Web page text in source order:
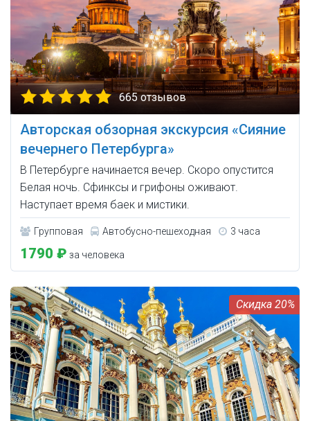
665 отзывов
Авторская обзорная экскурсия «Сияние
вечернего Петербурга»
В Петербурге начинается вечер. Скоро опустится
Белая ночь. Сфинксы и грифоны оживают.
Наступает время баек и мистики.
Групповая Автобусно-пешеходная 3 часа
1790 ₽ за человека
20%